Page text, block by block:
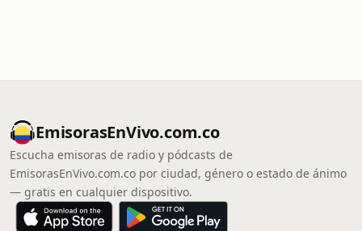
EmisorasEnVivo.com.co
Escucha emisoras de radio y pódcasts de
EmisorasEnVivo.com.co por ciudad, género o estado de ánimo
— gratis en cualquier dispositivo.